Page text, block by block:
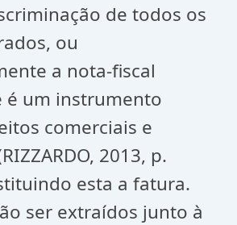
de todos os
ou
a nota-fiscal
é um instrumento
comerciais e
2013, p.
esta a fatura.
ser extraídos junto à